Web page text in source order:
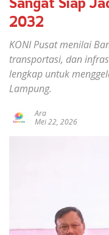
2032
KONI Pusat menilai
transportasi, dan
lengkap untuk
Lampung.
Ara
Mei 22, 2026